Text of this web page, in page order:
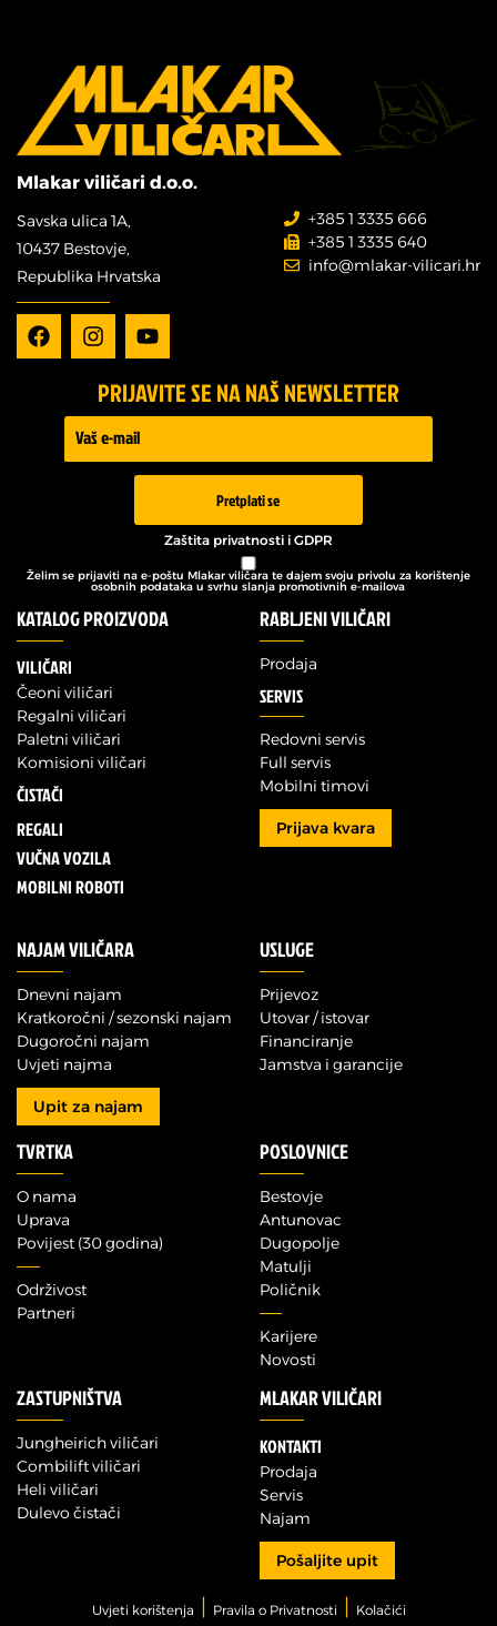
Mlakar viličari d.o.o.
Savska ulica 1A,
10437 Bestovje,
Republika Hrvatska
+385 1 3335 666
+385 1 3335 640
info@mlakar-vilicari.hr
PRIJAVITE SE NA NAŠ NEWSLETTER
Prijava -
Pretplati se
Zaštita privatnosti i GDPR
Želim se prijaviti na e-poštu Mlakar viličara te dajem svoju privolu za korištenje
osobnih podataka u svrhu slanja promotivnih e-mailova
KATALOG PROIZVODA
VILIČARI
Čeoni viličari
Regalni viličari
Paletni viličari
Komisioni viličari
ČISTAČI
REGALI
VUČNA VOZILA
MOBILNI ROBOTI
RABLJENI VILIČARI
Prodaja
SERVIS
Redovni servis
Full servis
Mobilni timovi
Prijava kvara
NAJAM VILIČARA
Dnevni najam
Kratkoročni / sezonski najam
Dugoročni najam
Uvjeti najma
Upit za najam
USLUGE
Prijevoz
Utovar / istovar
Financiranje
Jamstva i garancije
TVRTKA
O nama
Uprava
Povijest (30 godina)
Održivost
Partneri
POSLOVNICE
Bestovje
Antunovac
Dugopolje
Matulji
Poličnik
Karijere
Novosti
ZASTUPNIŠTVA
Jungheirich viličari
Combilift viličari
Heli viličari
Dulevo čistači
MLAKAR VILIČARI
KONTAKTI
Prodaja
Servis
Najam
Pošaljite upit
Uvjeti korištenja Pravila o Privatnosti Kolačići